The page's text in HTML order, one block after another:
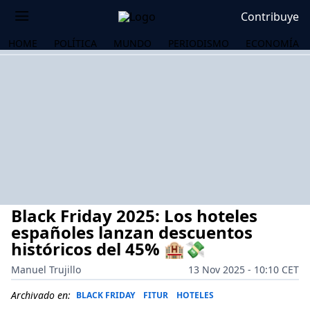
Contribuye
HOME POLÍTICA MUNDO PERIODISMO ECONOMÍA
Black Friday 2025: Los hoteles
españoles lanzan descuentos
históricos del 45% 🏨💸
Manuel Trujillo
13 Nov 2025 - 10:10 CET
Archivado en: BLACK FRIDAY FITUR HOTELES